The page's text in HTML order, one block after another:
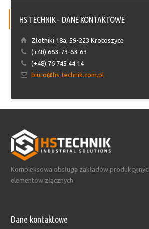
HS TECHNIK – DANE KONTAKTOWE
Złotniki 18a, 59-223 Krotoszyce
(+48) 663-73-63-63
(+48) 76 745 44 14
biuro@hs-technik.com.pl
Kompleksowa obsługa zakładów
elementów złącznych
Dane kontaktowe